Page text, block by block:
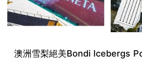
澳洲雪梨絕美Bondi Icebergs